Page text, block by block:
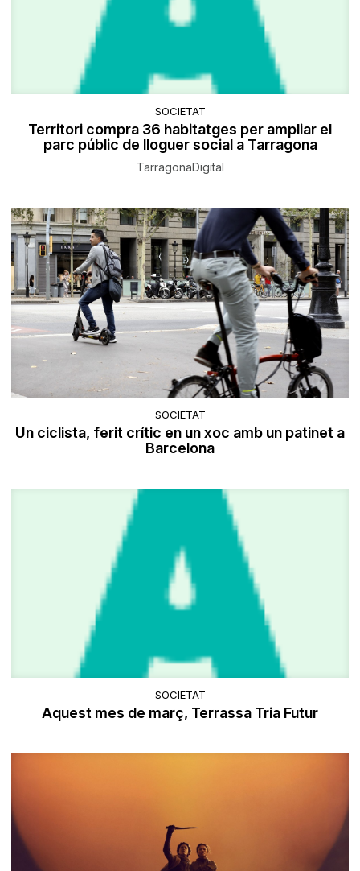
SOCIETAT
Territori compra 36 habitatges per ampliar el
parc públic de lloguer social a Tarragona
TarragonaDigital
SOCIETAT
Un ciclista, ferit crític en un xoc amb un patinet a
Barcelona
SOCIETAT
Aquest mes de març, Terrassa Tria Futur